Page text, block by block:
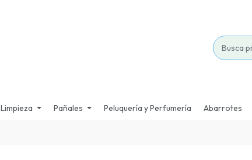
Limpieza Pañales Peluquería y Perfumería Abarrotes